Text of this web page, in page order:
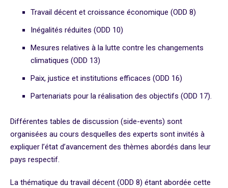
Travail décent et croissance économique (ODD 8)
Inégalités réduites (ODD 10)
Mesures relatives à la lutte contre les changements
climatiques (ODD 13)
Paix, justice et institutions efficaces (ODD 16)
Partenariats pour la réalisation des objectifs (ODD 17).
Différentes tables de discussion (side-events) sont
organisées au cours desquelles des experts sont invités à
expliquer l’état d’avancement des thèmes abordés dans leur
pays respectif.
La thématique du travail décent (ODD 8) étant abordée cette